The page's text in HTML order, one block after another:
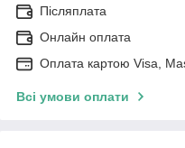
Післяплата
Онлайн оплата
Оплата картою Visa,
Всі умови оплати